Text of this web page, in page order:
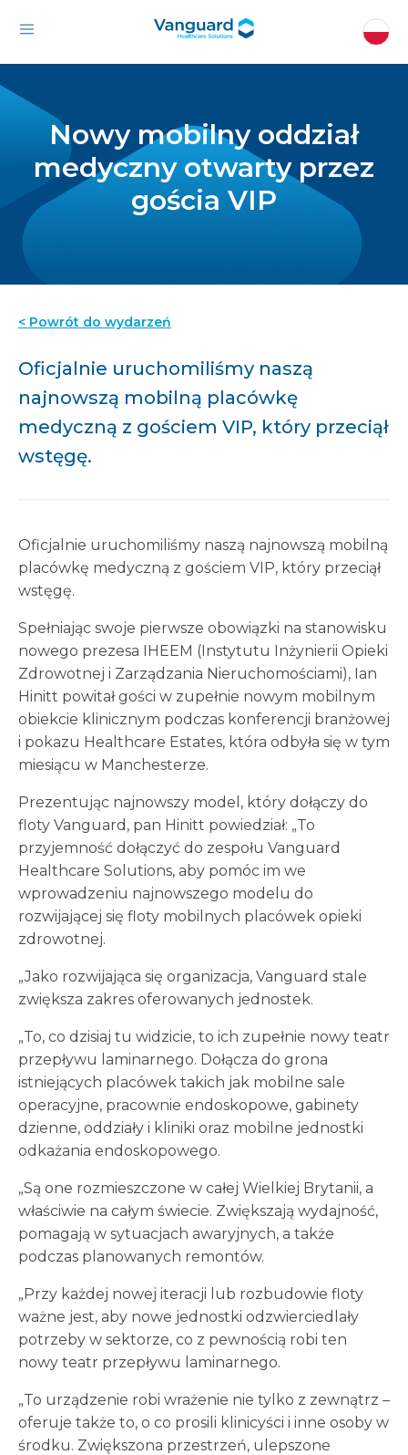
Nowy mobilny oddział
medyczny otwarty przez
gościa VIP
< Powrót do wydarzeń
Oficjalnie uruchomiliśmy naszą
najnowszą mobilną placówkę
medyczną z gościem VIP, który przeciął
wstęgę.
Oficjalnie uruchomiliśmy naszą najnowszą mobilną
placówkę medyczną z gościem VIP, który przeciął
wstęgę.
Spełniając swoje pierwsze obowiązki na stanowisku
nowego prezesa IHEEM (Instytutu Inżynierii Opieki
Zdrowotnej i Zarządzania Nieruchomościami), Ian
Hinitt powitał gości w zupełnie nowym mobilnym
obiekcie klinicznym podczas konferencji branżowej
i pokazu Healthcare Estates, która odbyła się w tym
miesiącu w Manchesterze.
Prezentując najnowszy model, który dołączy do
floty Vanguard, pan Hinitt powiedział: „To
przyjemność dołączyć do zespołu Vanguard
Healthcare Solutions, aby pomóc im we
wprowadzeniu najnowszego modelu do
rozwijającej się floty mobilnych placówek opieki
zdrowotnej.
„Jako rozwijająca się organizacja, Vanguard stale
zwiększa zakres oferowanych jednostek.
„To, co dzisiaj tu widzicie, to ich zupełnie nowy teatr
przepływu laminarnego. Dołącza do grona
istniejących placówek takich jak mobilne sale
operacyjne, pracownie endoskopowe, gabinety
dzienne, oddziały i kliniki oraz mobilne jednostki
odkażania endoskopowego.
„Są one rozmieszczone w całej Wielkiej Brytanii, a
właściwie na całym świecie. Zwiększają wydajność,
pomagają w sytuacjach awaryjnych, a także
podczas planowanych remontów.
„Przy każdej nowej iteracji lub rozbudowie floty
ważne jest, aby nowe jednostki odzwierciedlały
potrzeby w sektorze, co z pewnością robi ten
nowy teatr przepływu laminarnego.
„To urządzenie robi wrażenie nie tylko z zewnątrz –
oferuje także to, o co prosili klinicyści i inne osoby w
środku. Zwiększona przestrzeń, ulepszone